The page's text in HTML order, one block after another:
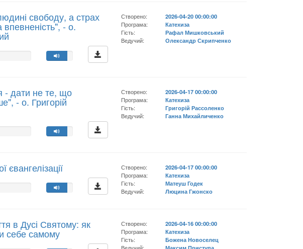
свободу, а страх
- о.
Створено:
2026-04-20 00:00:00
Програма:
Катехиза
Гість:
Рафал Мишковський
Ведучий:
Олександр Скрипченко
- дати не те, що
- о. Григорій
Створено:
2026-04-17 00:00:00
Програма:
Катехиза
Гість:
Григорій Рассоленко
Ведучий:
Ганна Михайличенко
євангелізації Створено:
2026-04-17 00:00:00
Програма:
Катехиза
Гість:
Матеуш Годек
Ведучий:
Люцина Гжонско
в Дусі Святому: як
себе самому
Створено:
2026-04-16 00:00:00
Програма:
Катехиза
Гість:
Божена Новоселец